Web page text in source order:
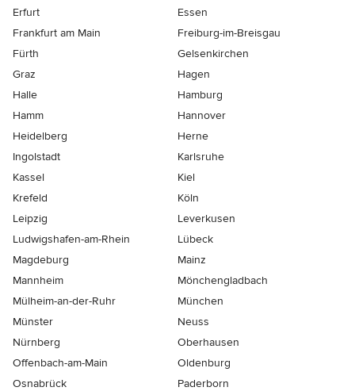
Erfurt
Essen
Frankfurt am Main
Freiburg-im-Breisgau
Fürth
Gelsenkirchen
Graz
Hagen
Halle
Hamburg
Hamm
Hannover
Heidelberg
Herne
Ingolstadt
Karlsruhe
Kassel
Kiel
Krefeld
Köln
Leipzig
Leverkusen
Ludwigshafen-am-Rhein
Lübeck
Magdeburg
Mainz
Mannheim
Mönchen­gladbach
Mülheim-an-der-Ruhr
München
Münster
Neuss
Nürnberg
Oberhausen
Offenbach-am-Main
Oldenburg
Osnabrück
Paderborn